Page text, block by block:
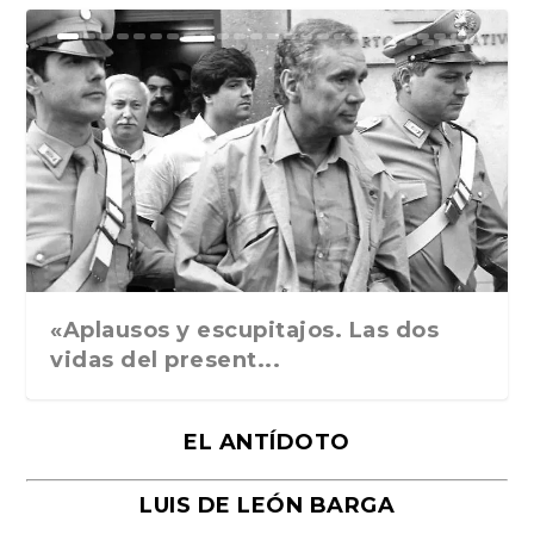
Ground Rules. Alejan...
«Rafael: Poesía subl...
Bienvenidos al circo...
Georges de La Tour. ...
Robert Capa: la hist...
«Aplausos y escupitajos. Las dos
vidas del present...
EL ANTÍDOTO
LUIS DE LEÓN BARGA